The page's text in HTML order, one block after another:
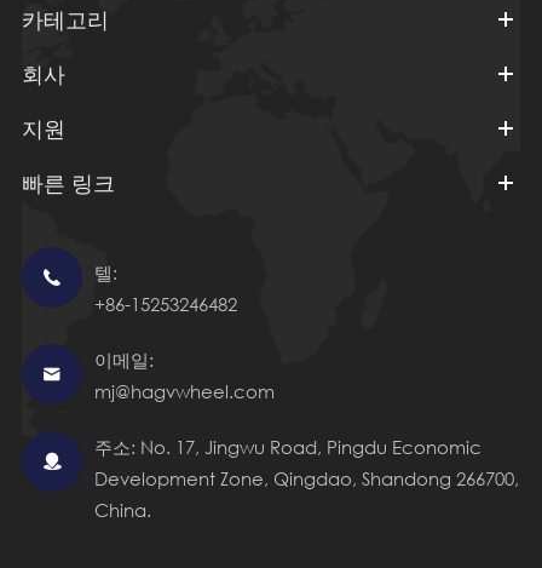
카테고리
회사
지원
빠른 링크

텔:
+86-15253246482

이메일:
mj@hagvwheel.com

주소: No. 17, Jingwu Road, Pingdu Economic
Development Zone, Qingdao, Shandong 266700,
China.